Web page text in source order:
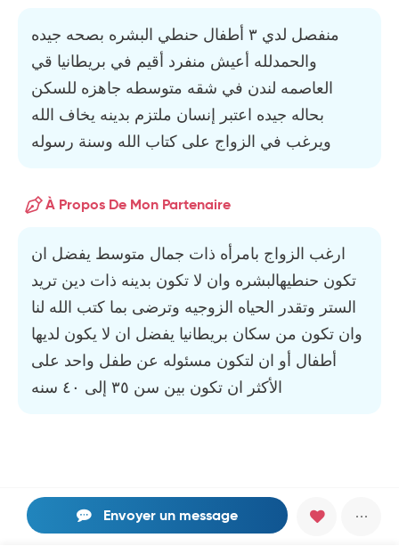
منفصل لدي ٣ أطفال حنطي البشره بصحه جيده
والحمدلله أعيش منفرد أقيم في بريطانيا قي
العاصمه لندن في شقه متوسطه جاهزه للسكن
بحاله جيده اعتبر إنسان ملتزم بدينه يخاف الله
ويرغب في الزواج على كتاب الله وسنة رسوله
À Propos De Mon Partenaire
ارغب الزواج بامرأه ذات جمال متوسط يفضل ان
تكون حنطيهالبشره وان لا تكون بدينه ذات دين تريد
الستر وتقدر الحياه الزوجيه وترضى بما كتب الله لنا
وان تكون من سكان بريطانيا يفضل ان لا يكون لديها
أطفال أو ان لتكون مسئوله عن طفل واحد على
الأكثر ان تكون بين سن ٣٥ إلى ٤٠ سنه
Envoyer un message